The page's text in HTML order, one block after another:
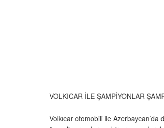
VOLKICAR İLE ŞAMPİYONLAR
Volkıcar otomobili ile Azerbaycan’da